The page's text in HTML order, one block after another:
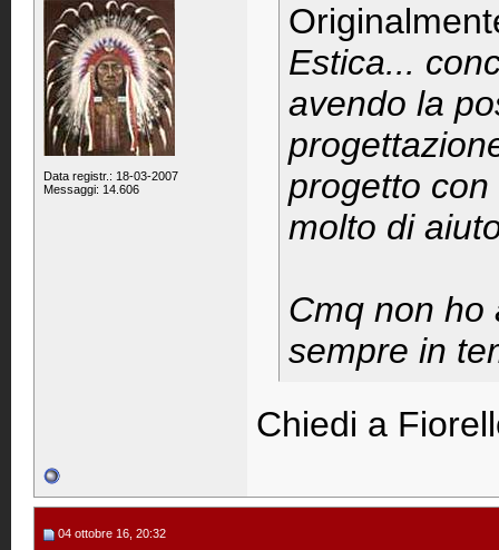
Data registr.: 18-03-2007
Messaggi: 14.606
Estica...
avendo la
progetto
molto di
Cmq non ho
sempre in
Chiedi a
04 ottobre 16, 20:32